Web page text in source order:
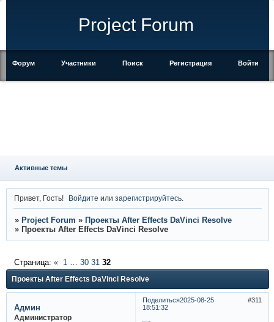
Project Forum
Форум Участники Поиск Регистрация Войти
Активные темы
Привет, Гость! Войдите илизарегистрируйтесь
» Project Forum » Проекты After Effects DaVinci Resolve
» Проекты After Effects DaVinci Resolve
Проекты After Effects DaVinci Resolve
Страница: « 1 30 31 32
Поделиться 311
2025-08-25
18:51:32
Админ
Администратор